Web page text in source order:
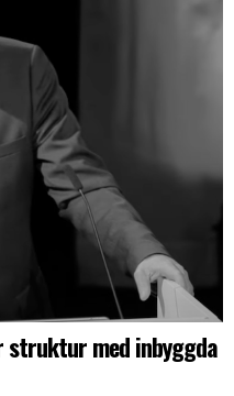
struktur med inbyggda